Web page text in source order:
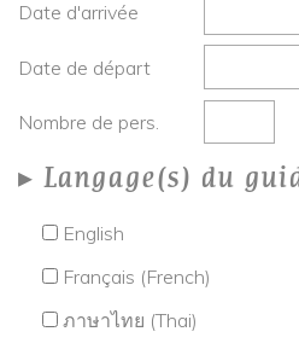
Date d'arrivée
Date de départ
Nombre de pers.
Langage(s) du
English
Français (French)
ภาษาไทย (Thai)